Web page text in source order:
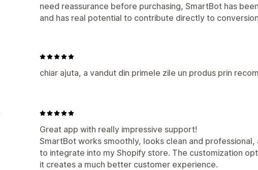
need reassurance before purchasing, SmartBot has
and has real potential to contribute directly to
chiar ajuta, a vandut din primele zile un produs prin
Great app with really impressive support!
SmartBot works smoothly, looks clean and professional,
to integrate into my Shopify store. The customization
it creates a much better customer experience.